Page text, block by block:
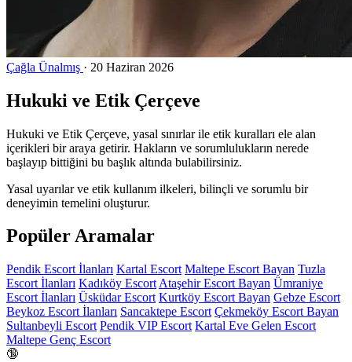
Çağla Ünalmış · 20 Haziran 2026
Hukuki ve Etik Çerçeve
Hukuki ve Etik Çerçeve, yasal sınırlar ile etik kuralları ele alan
içerikleri bir araya getirir. Hakların ve sorumlulukların nerede
başlayıp bittiğini bu başlık altında bulabilirsiniz.
Yasal uyarılar ve etik kullanım ilkeleri, bilinçli ve sorumlu bir
deneyimin temelini oluşturur.
Popüler Aramalar
Pendik Escort İlanları Kartal Escort Maltepe Escort Bayan Tuzla
Escort İlanları Kadıköy Escort Ataşehir Escort Bayan Ümraniye
Escort İlanları Üsküdar Escort Kurtköy Escort Bayan Gebze Escort
Beykoz Escort İlanları Sancaktepe Escort Çekmeköy Escort Bayan
Sultanbeyli Escort Pendik VIP Escort Kartal Eve Gelen Escort
Maltepe Genç Escort
🔞